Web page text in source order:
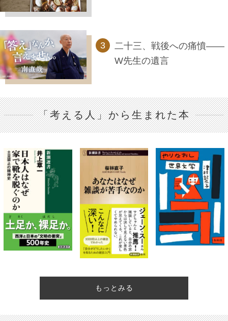
二十三、戦後への痛憤――
W先生の遺言
「考える人」から生まれた本
もっとみる